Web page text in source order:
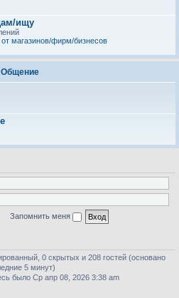
ищу
магазинов/фирм/бизнесов
Общение
Запомнить меня
0 скрытых и 208 гостей (основано
5 минут)
было Ср апр 08, 2026 3:38 am